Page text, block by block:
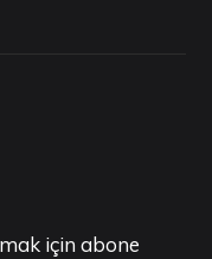
için abone